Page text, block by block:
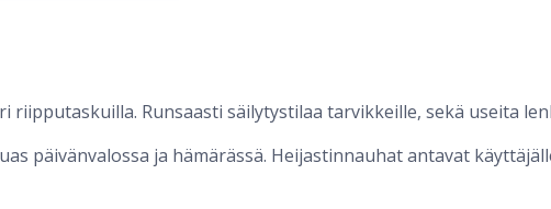
riipputaskuilla. Runsaasti säilytystilaa tarvikkeille, sekä useita
päivänvalossa ja hämärässä. Heijastinnauhat antavat